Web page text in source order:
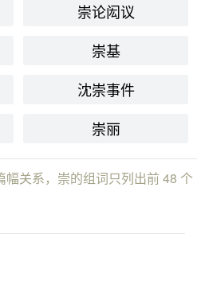
崇论闳议
崇基
沈崇事件
崇丽
关系，崇的组词只列出前 48 个